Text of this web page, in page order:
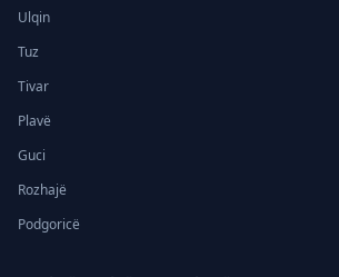
Ulqin
Tuz
Tivar
Plavë
Guci
Rozhajë
Podgoricë